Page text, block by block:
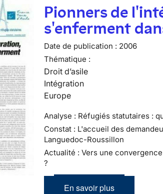
Pionners de
s'enferment
Date de publication : 2006
Thématique :
Droit d’asile
Intégration
Europe
Analyse : Réfugiés statutaires :
Constat : L'accueil des
Languedoc-Roussillon
Actualité : Vers une
?
En savoir plus